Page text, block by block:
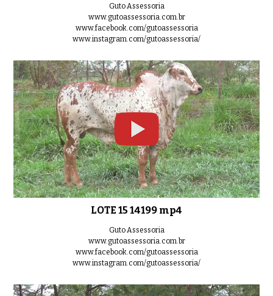
Guto Assessoria
www.gutoassessoria.com.br
www.facebook.com/gutoassessoria
www.instagram.com/gutoassessoria/
LOTE 15 14199 mp4
Guto Assessoria
www.gutoassessoria.com.br
www.facebook.com/gutoassessoria
www.instagram.com/gutoassessoria/